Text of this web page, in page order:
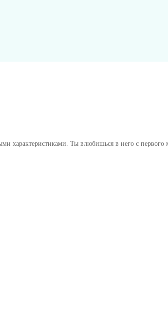
характеристиками. Ты влюбишься в него с первого